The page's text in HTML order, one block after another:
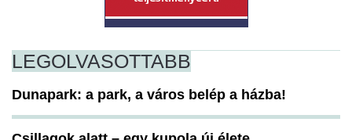
LEGOLVASOTTABB
Dunapark: a park, a város belép a házba!